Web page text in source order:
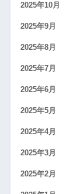
2025年10月
2025年9月
2025年8月
2025年7月
2025年6月
2025年5月
2025年4月
2025年3月
2025年2月